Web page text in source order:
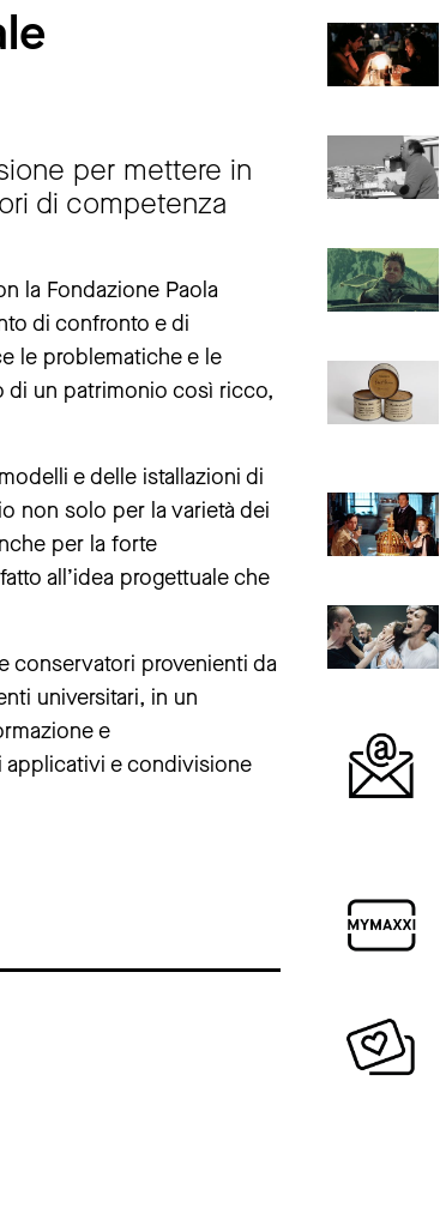
per mettere in
di competenza
la Fondazione Paola
di confronto e di
le problematiche e le
di un patrimonio così ricco,
e delle istallazioni di
non solo per la varietà dei
per la forte
all’idea progettuale che
conservatori provenienti da
universitari, in un
e
applicativi e condivisione